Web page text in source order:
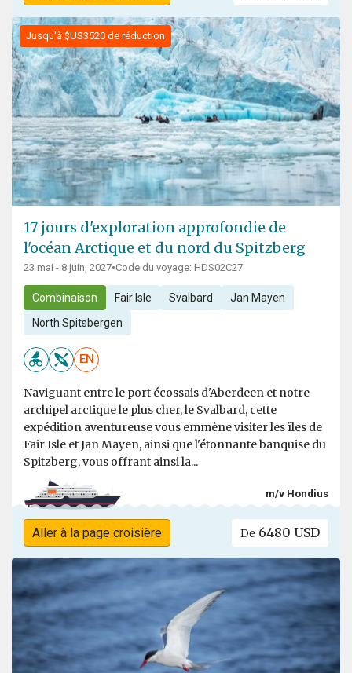
Jusqu'à $US3520 de réduction
17 jours d'exploration approfondie de
l'océan Arctique et du nord du Spitzberg
23 mai - 8 juin, 2027•Code du voyage: HDS02C27
Combinaison Fair Isle Svalbard Jan Mayen
North Spitsbergen
EN
Naviguant entre le port écossais d'Aberdeen et notre
archipel arctique le plus cher, le Svalbard, cette
expédition aventureuse vous emmène visiter les îles de
Fair Isle et Jan Mayen, ainsi que l'étonnante banquise du
Spitzberg, vous offrant ainsi la...
m/v Hondius
Aller à la page croisière De 6480 USD